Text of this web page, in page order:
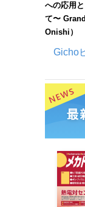
への応用
て〜
Onishi）
Gicho